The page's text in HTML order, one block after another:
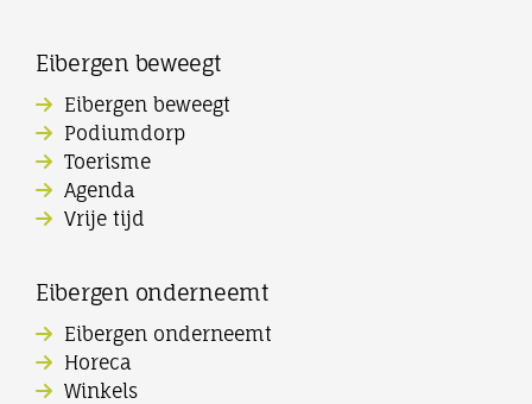
Eibergen beweegt
Eibergen beweegt
Podiumdorp
Toerisme
Agenda
Vrije tijd
Eibergen onderneemt
Eibergen onderneemt
Horeca
Winkels